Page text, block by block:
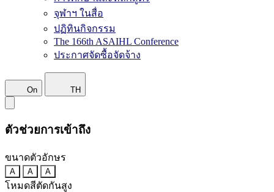
จุฬาฯ ในสื่อ
ปฏิทินกิจกรรม
The 166th ASAIHL Conference
ประกาศจัดซื้อจัดจ้าง
On TH
ตัวช่วยการเข้าถึง
ขนาดตัวอักษร
A A A
โหมดสีตัดกันสูง